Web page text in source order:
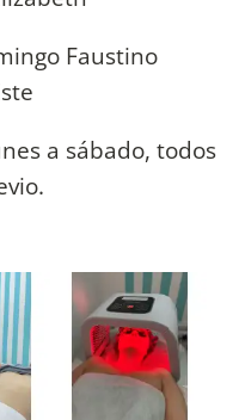
Faustino
a sábado, todos